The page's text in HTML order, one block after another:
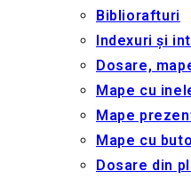
Bibliorafturi
Indexuri și
Dosare,
Mape cu
Mape
Mape cu
Dosare din